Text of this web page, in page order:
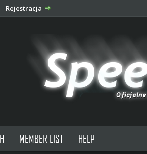
Rejestracja
MEMBER LIST HELP